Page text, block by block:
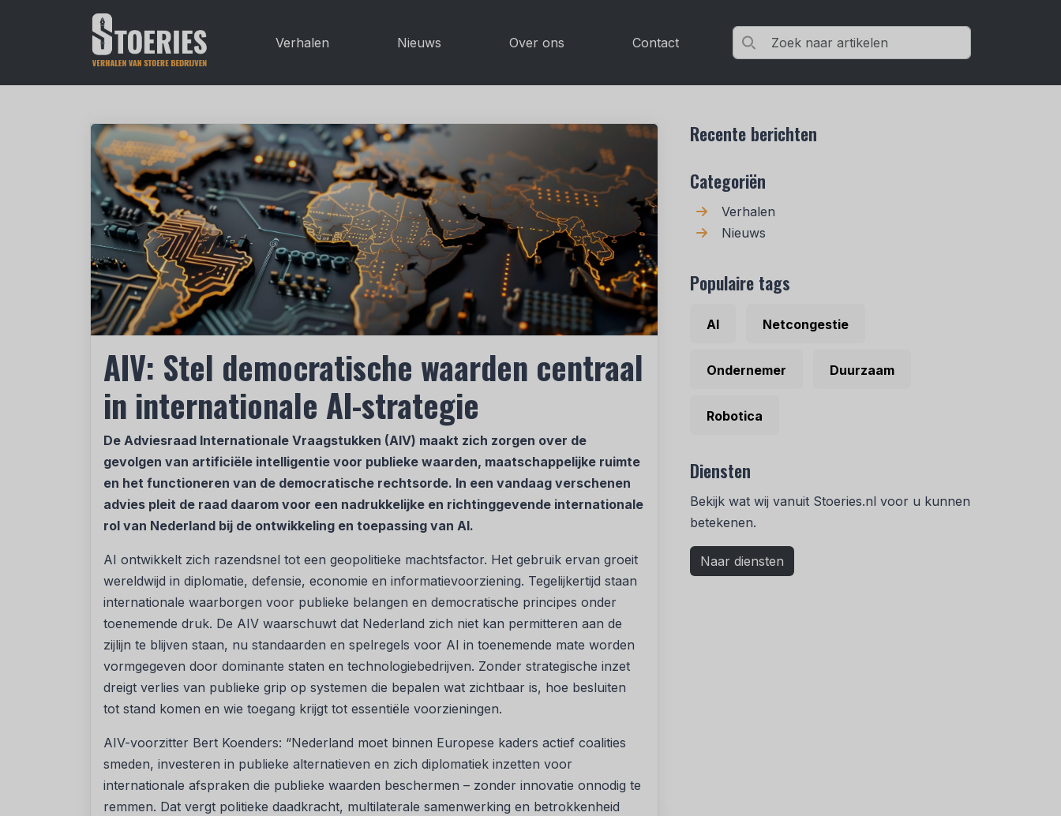
Verhalen Nieuws Over ons Contact
AIV: Stel democratische waarden centraal
in internationale AI-strategie
De Adviesraad Internationale Vraagstukken (AIV) maakt zich zorgen over de
gevolgen van artificiële intelligentie voor publieke waarden, maatschappelijke ruimte
en het functioneren van de democratische rechtsorde. In een vandaag verschenen
advies pleit de raad daarom voor een nadrukkelijke en richtinggevende internationale
rol van Nederland bij de ontwikkeling en toepassing van AI.
AI ontwikkelt zich razendsnel tot een geopolitieke machtsfactor. Het gebruik ervan groeit
wereldwijd in diplomatie, defensie, economie en informatievoorziening. Tegelijkertijd staan
internationale waarborgen voor publieke belangen en democratische principes onder
toenemende druk. De AIV waarschuwt dat Nederland zich niet kan permitteren aan de
zijlijn te blijven staan, nu standaarden en spelregels voor AI in toenemende mate worden
vormgegeven door dominante staten en technologiebedrijven. Zonder strategische inzet
dreigt verlies van publieke grip op systemen die bepalen wat zichtbaar is, hoe besluiten
tot stand komen en wie toegang krijgt tot essentiële voorzieningen.
AIV-voorzitter Bert Koenders: “Nederland moet binnen Europese kaders actief coalities
smeden, investeren in publieke alternatieven en zich diplomatiek inzetten voor
internationale afspraken die publieke waarden beschermen – zonder innovatie onnodig te
remmen. Dat vergt politieke daadkracht, multilaterale samenwerking en betrokkenheid
Recente berichten
Categoriën
Verhalen
Nieuws
Populaire tags
AI Netcongestie
Ondernemer Duurzaam
Robotica
Diensten
Bekijk wat wij vanuit Stoeries.nl voor u kunnen
betekenen.
Naar diensten